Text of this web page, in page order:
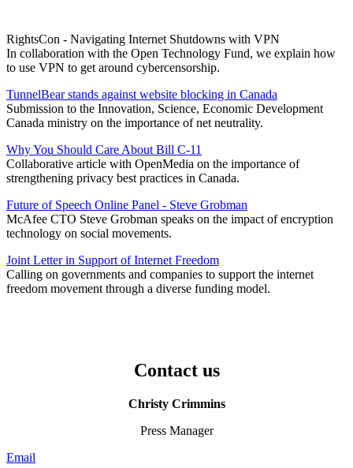
RightsCon - Navigating Internet Shutdowns with VPN
In collaboration with the Open Technology Fund, we explain how
to use VPN to get around cybercensorship.
TunnelBear stands against website blocking in Canada
Submission to the Innovation, Science, Economic Development
Canada ministry on the importance of net neutrality.
Why You Should Care About Bill C-11
Collaborative article with OpenMedia on the importance of
strengthening privacy best practices in Canada.
Future of Speech Online Panel - Steve Grobman
McAfee CTO Steve Grobman speaks on the impact of encryption
technology on social movements.
Joint Letter in Support of Internet Freedom
Calling on governments and companies to support the internet
freedom movement through a diverse funding model.
Contact us
Christy Crimmins
Press Manager
Email